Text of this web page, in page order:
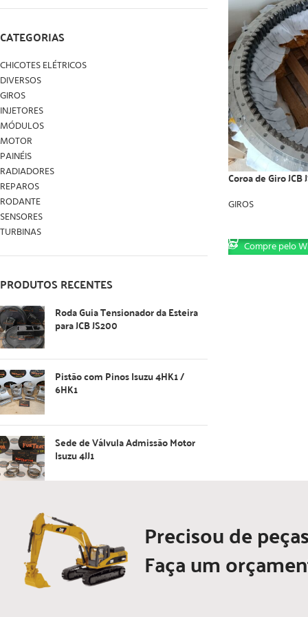
CATEGORIAS
CHICOTES ELÉTRICOS
DIVERSOS
GIROS
INJETORES
MÓDULOS
MOTOR
PAINÉIS
RADIADORES
REPAROS
RODANTE
SENSORES
TURBINAS
PRODUTOS RECENTES
Roda Guia Tensionador da Esteira
para JCB JS200
Pistão com Pinos Isuzu 4HK1 /
6HK1
Sede de Válvula Admissão Motor
Isuzu 4JJ1
Coroa de Giro JCB
GIROS
Compre pelo
Precisou de
Faça um